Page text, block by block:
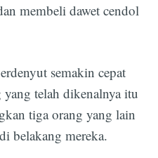
membeli dawet cendol
semakin cepat
telah dikenalnya itu
tiga orang yang lain
belakang mereka.